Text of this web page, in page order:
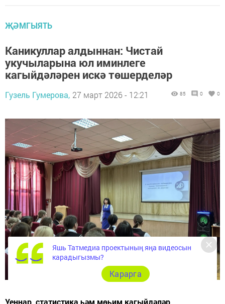
ҖӘМГЫЯТЬ
Каникуллар алдыннан: Чистай
укучыларына юл иминлеге
кагыйдәләрен искә төшерделәр
Гузель Гумерова, 27 март 2026 - 12:21 85 0 0
Уеннар, статистика һәм мөһим кагыйдәләр
Яшь Татмедиа проектының яңа видеосын
карадыгызмы?
Карарга